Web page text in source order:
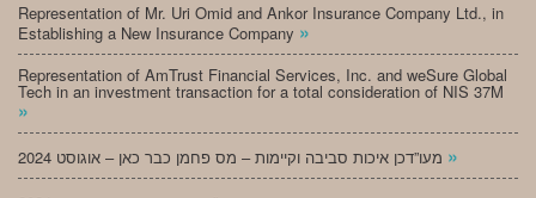
Representation of Mr. Uri Omid and Ankor Insurance Company Ltd., in
Establishing a New Insurance Company »
Representation of AmTrust Financial Services, Inc. and weSure Global
Tech in an investment transaction for a total consideration of NIS 37M
»
»